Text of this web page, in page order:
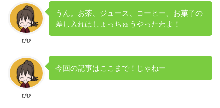
びび
うん。お茶、ジュース、コーヒー、お菓子の
差し入れはしょっちゅうやったわよ！
びび
今回の記事はここまで！じゃねー